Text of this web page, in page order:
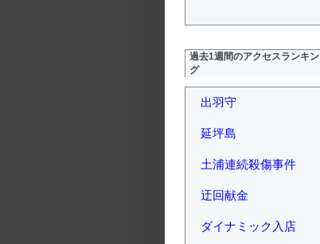
過去1週間のアクセスランキン
グ
出羽守
延坪島
土浦連続殺傷事件
迂回献金
ダイナミック入店